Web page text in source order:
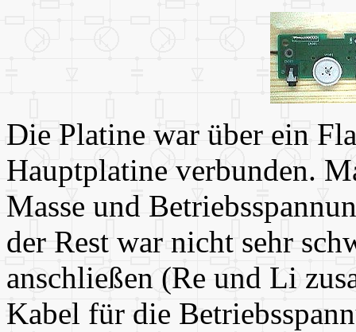
Die Platine war über ein
Hauptplatine verbunden.
Masse und
der Rest war nicht sehr
anschließen (Re und Li
Kabel für die